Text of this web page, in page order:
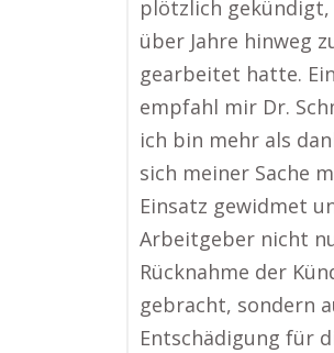
plötzlich
über Jahre hinweg
gearbeitet hatte.
empfahl mir Dr.
ich bin mehr als
sich meiner Sache
Einsatz gewidmet
Arbeitgeber nicht
Rücknahme der
gebracht, sondern
Entschädigung für